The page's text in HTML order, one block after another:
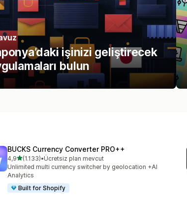
işinizi geliştirecek
bulun
BUCKS Currency Converter PRO++
4,95 yıldız üzerinden
(1.133)
toplam 1133 değerlendirme
•Ücretsiz plan mevcut
Unlimited multi currency switcher by geolocation +AI
Analytics
Built for Shopify